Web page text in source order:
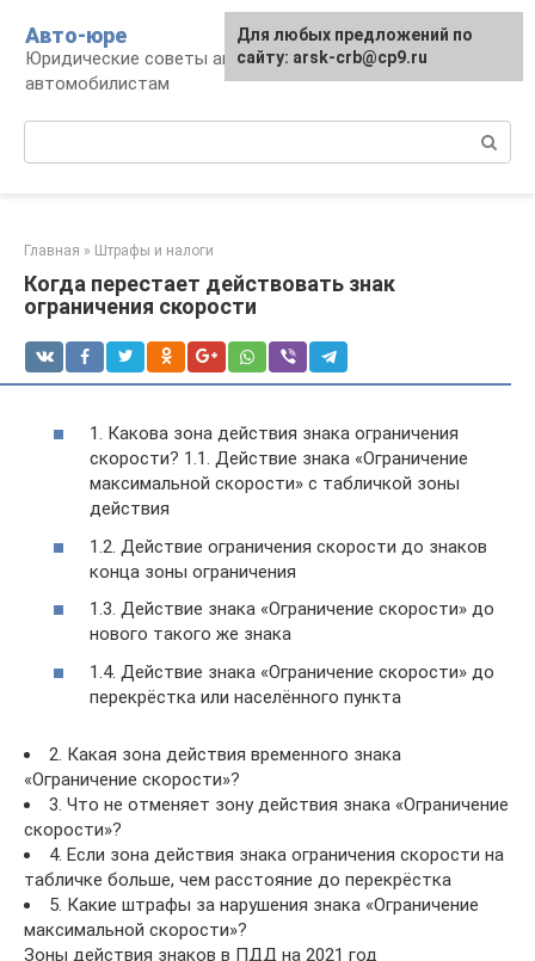
контенту
Авто-юре
Юридические советы автовладельцам и
автомобилистам
Главная » Штрафы и налоги
Когда перестает действовать знак
ограничения скорости
1. Какова зона действия знака ограничения
скорости? 1.1. Действие знака «Ограничение
максимальной скорости» с табличкой зоны
действия
1.2. Действие ограничения скорости до знаков
конца зоны ограничения
1.3. Действие знака «Ограничение скорости» до
нового такого же знака
1.4. Действие знака «Ограничение скорости» до
перекрёстка или населённого пункта
2. Какая зона действия временного знака
«Ограничение скорости»?
3. Что не отменяет зону действия знака «Ограничение
скорости»?
4. Если зона действия знака ограничения скорости на
табличке больше, чем расстояние до перекрёстка
5. Какие штрафы за нарушения знака «Ограничение
максимальной скорости»?
Зоны действия знаков в ПДД на 2021 год
Для любых предложений по
сайту: arsk-crb@cp9.ru